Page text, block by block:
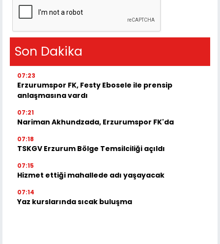
Son Dakika
07:23
Erzurumspor FK, Festy Ebosele ile prensip
anlaşmasına vardı
07:21
Nariman Akhundzada, Erzurumspor FK'da
07:18
TSKGV Erzurum Bölge Temsilciliği açıldı
07:15
Hizmet ettiği mahallede adı yaşayacak
07:14
Yaz kurslarında sıcak buluşma